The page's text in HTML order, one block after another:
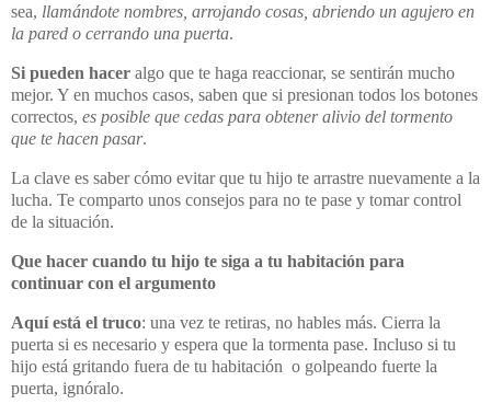
sea, llamándote nombres, arrojando cosas, abriendo un agujero en
la pared o cerrando una puerta.
Si pueden hacer algo que te haga reaccionar, se sentirán mucho
mejor. Y en muchos casos, saben que si presionan todos los botones
correctos, es posible que cedas para obtener alivio del tormento
que te hacen pasar.
La clave es saber cómo evitar que tu hijo te arrastre nuevamente a la
lucha. Te comparto unos consejos para no te pase y tomar control
de la situación.
Que hacer cuando tu hijo te siga a tu habitación para
continuar con el argumento
Aquí está el truco: una vez te retiras, no hables más. Cierra la
puerta si es necesario y espera que la tormenta pase. Incluso si tu
hijo está gritando fuera de tu habitación o golpeando fuerte la
puerta, ignóralo.